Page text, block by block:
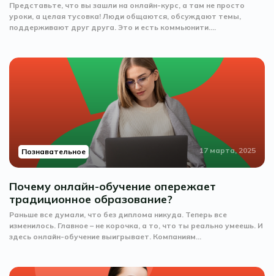
Представьте, что вы зашли на онлайн-курс, а там не просто
уроки, а целая тусовка! Люди общаются, обсуждают темы,
поддерживают друг друга. Это и есть коммьюнити....
Познавательное 17 марта, 2025
Почему онлайн-обучение опережает
традиционное образование?
Раньше все думали, что без диплома никуда. Теперь все
изменилось. Главное – не корочка, а то, что ты реально умеешь. И
здесь онлайн-обучение выигрывает. Компаниям...